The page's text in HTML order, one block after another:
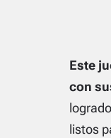
Este
con
listos